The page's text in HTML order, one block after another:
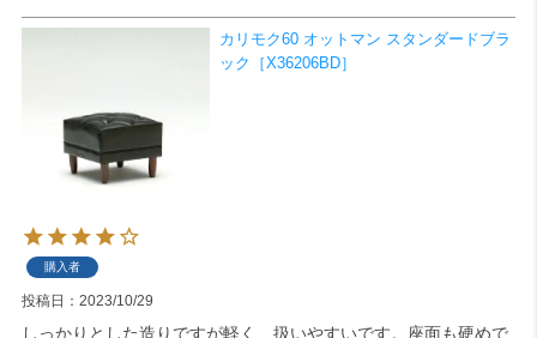
カリモク60 オットマン スタンダードブラ
ック［X36206BD］
購入者
投稿日 2023/10/29
しっかりとした造りですが軽く、扱いやすいです。座面も硬めで